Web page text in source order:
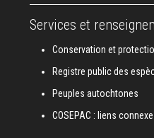
Services et
Conservation et
Registre public des
Peuples autochtones
COSEPAC : liens